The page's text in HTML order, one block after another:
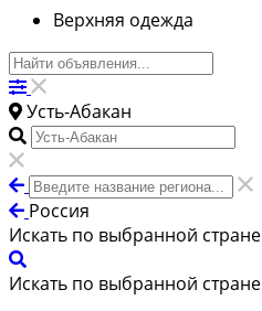
Верхняя одежда
Усть-Абакан
Россия
Искать по выбранной стране
Искать по выбранной стране